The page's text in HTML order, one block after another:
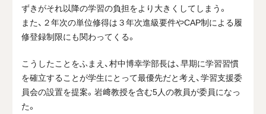
ずきがそれ以降の学習の負担をより大きくしてしまう。
また、２年次の単位修得は３年次進級要件やCAP制による履
修登録制限にも関わってくる。
こうしたことをふまえ、村中博幸学部長は、早期に学習習慣
を確立することが学生にとって最優先だと考え、学習支援委
員会の設置を提案。岩﨑教授を含む5人の教員が委員になっ
た。